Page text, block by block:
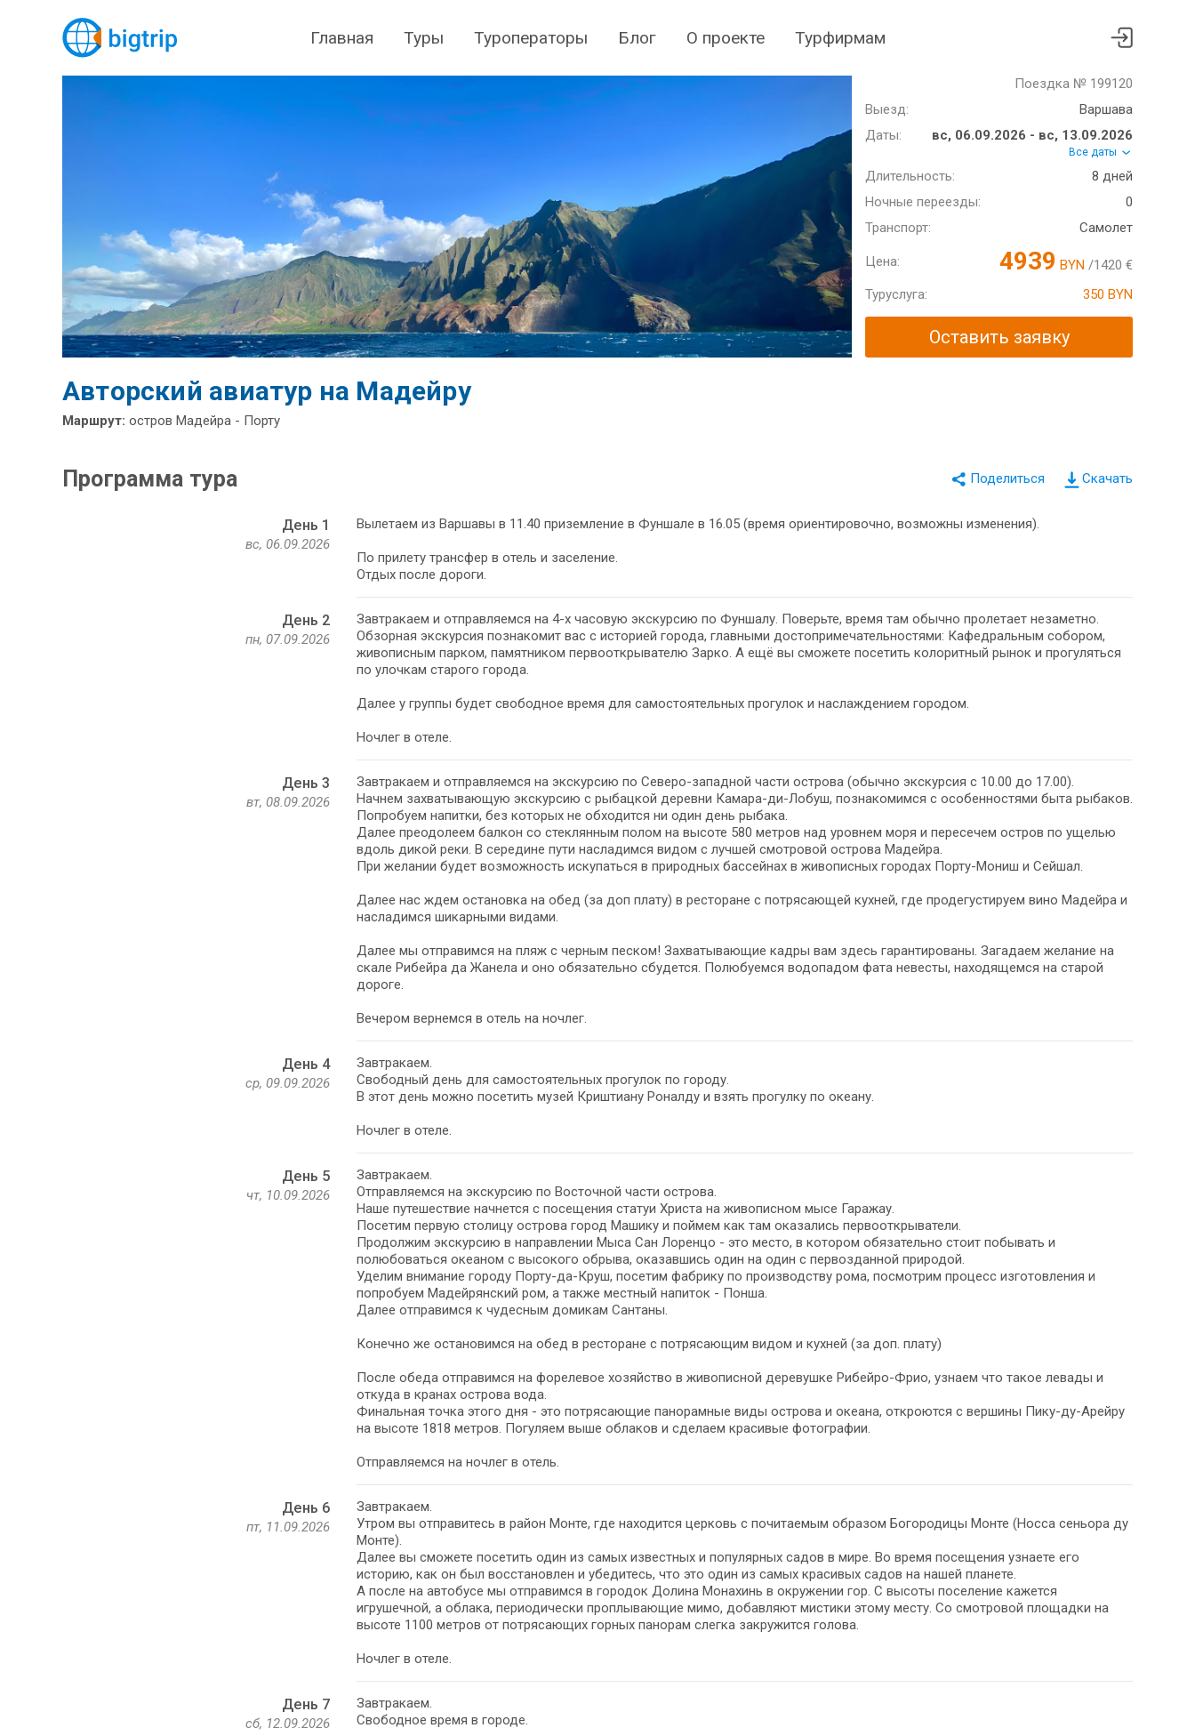
Главная Туры Туроператоры Блог О проекте Турфирмам
Поездка № 199120
Выезд:
Варшава
Даты:
вс, 06.09.2026 - вс, 13.09.2026
Все даты
Длительность:
8 дней
Ночные переезды:
0
Транспорт:
Самолет
Цена: 4939 BYN /1420 €
Туруслуга:
350 BYN
Оставить заявку
Авторский авиатур на Мадейру
Маршрут: остров Мадейра - Порту
Скачать
Программа тура
День 1
вс, 06.09.2026
Вылетаем из Варшавы в 11.40 приземление в Фуншале в 16.05 (время ориентировочно, возможны изменения).
По прилету трансфер в отель и заселение.
Отдых после дороги.
День 2
пн, 07.09.2026
Завтракаем и отправляемся на 4-х часовую экскурсию по Фуншалу. Поверьте, время там обычно пролетает незаметно.
Обзорная экскурсия познакомит вас с историей города, главными достопримечательностями: Кафедральным собором,
живописным парком, памятником первооткрывателю Зарко. А ещё вы сможете посетить колоритный рынок и прогуляться
по улочкам старого города.
Далее у группы будет свободное время для самостоятельных прогулок и наслаждением городом.
Ночлег в отеле.
День 3
вт, 08.09.2026
Завтракаем и отправляемся на экскурсию по Северо-западной части острова (обычно экскурсия с 10.00 до 17.00).
Начнем захватывающую экскурсию с рыбацкой деревни Камара-ди-Лобуш, познакомимся с особенностями быта рыбаков.
Попробуем напитки, без которых не обходится ни один день рыбака.
Далее преодолеем балкон со стеклянным полом на высоте 580 метров над уровнем моря и пересечем остров по ущелью
вдоль дикой реки. В середине пути насладимся видом с лучшей смотровой острова Мадейра.
При желании будет возможность искупаться в природных бассейнах в живописных городах Порту-Мониш и Сейшал.
Далее нас ждем остановка на обед (за доп плату) в ресторане с потрясающей кухней, где продегустируем вино Мадейра и
насладимся шикарными видами.
Далее мы отправимся на пляж с черным песком! Захватывающие кадры вам здесь гарантированы. Загадаем желание на
скале Рибейра да Жанела и оно обязательно сбудется. Полюбуемся водопадом фата невесты, находящемся на старой
дороге.
Вечером вернемся в отель на ночлег.
День 4
ср, 09.09.2026
Завтракаем.
Cвободный день для самостоятельных прогулок по городу.
В этот день можно посетить музей Криштиану Роналду и взять прогулку по океану.
Ночлег в отеле.
День 5
чт, 10.09.2026
Завтракаем.
Отправляемся на экскурсию по Восточной части острова.
Наше путешествие начнется с посещения статуи Христа на живописном мысе Гаражау.
Посетим первую столицу острова город Машику и поймем как там оказались первооткрыватели.
Продолжим экскурсию в направлении Мыса Сан Лоренцо - это место, в котором обязательно стоит побывать и
полюбоваться океаном с высокого обрыва, оказавшись один на один с первозданной природой.
Уделим внимание городу Порту-да-Круш, посетим фабрику по производству рома, посмотрим процесс изготовления и
попробуем Мадейрянский ром, а также местный напиток - Понша.
Далее отправимся к чудесным домикам Сантаны.
Конечно же остановимся на обед в ресторане с потрясающим видом и кухней (за доп. плату)
После обеда отправимся на форелевое хозяйство в живописной деревушке Рибейро-Фрио, узнаем что такое левады и
откуда в кранах острова вода.
Финальная точка этого дня - это потрясающие панорамные виды острова и океана, откроются с вершины Пику-ду-Арейру
на высоте 1818 метров. Погуляем выше облаков и сделаем красивые фотографии.
Отправляемся на ночлег в отель.
День 6
пт, 11.09.2026
Завтракаем.
Утром вы отправитесь в район Монте, где находится церковь с почитаемым образом Богородицы Монте (Носса сеньора ду
Монте).
Далее вы сможете посетить один из самых известных и популярных садов в мире. Во время посещения узнаете его
историю, как он был восстановлен и убедитесь, что это один из самых красивых садов на нашей планете.
А после на автобусе мы отправимся в городок Долина Монахинь в окружении гор. С высоты поселение кажется
игрушечной, а облака, периодически проплывающие мимо, добавляют мистики этому месту. Со смотровой площадки на
высоте 1100 метров от потрясающих горных панорам слегка закружится голова.
Ночлег в отеле.
День 7
сб, 12.09.2026
Завтракаем.
Свободное время в городе.